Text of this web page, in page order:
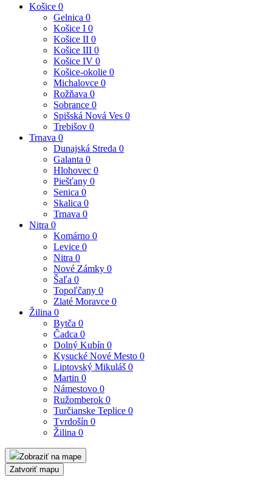
Košice 0
Gelnica 0
Košice I 0
Košice II 0
Košice III 0
Košice IV 0
Košice-okolie 0
Michalovce 0
Rožňava 0
Sobrance 0
Spišská Nová Ves 0
Trebišov 0
Trnava 0
Dunajská Streda 0
Galanta 0
Hlohovec 0
Piešťany 0
Senica 0
Skalica 0
Trnava 0
Nitra 0
Komárno 0
Levice 0
Nitra 0
Nové Zámky 0
Šaľa 0
Topoľčany 0
Zlaté Moravce 0
Žilina 0
Bytča 0
Čadca 0
Dolný Kubín 0
Kysucké Nové Mesto 0
Liptovský Mikuláš 0
Martin 0
Námestovo 0
Ružomberok 0
Turčianske Teplice 0
Tvrdošín 0
Žilina 0
Zobraziť na mape
Zatvoriť mapu